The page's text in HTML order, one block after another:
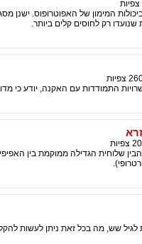
צפיות
המימון של האפוטרופוס. ישנן
רק לחוסים קלים ביותר.
צפיות
התמודדות עם האקנה, יודע כי
צפיות
שלוחית הגדילה ממוקמת בין
לגיל שש, מה בכל זאת ניתן לעשות